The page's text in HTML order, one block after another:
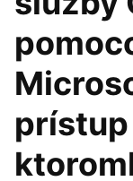
prístup